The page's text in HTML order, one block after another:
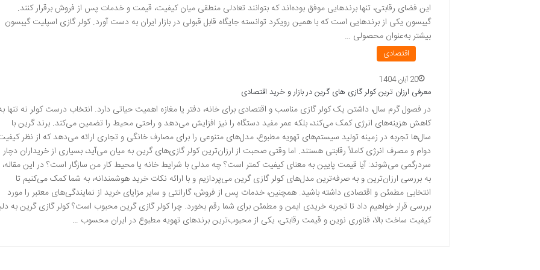
این فضای رقابتی، تنها برندهایی موفق بوده‌اند که بتوانند تعادلی منطقی میان کیفیت، قیمت و خدمات پس از فروش برقرار کنند.
گیبسون یکی از برندهایی است که با همین رویکرد توانسته جایگاه قابل قبولی در بازار ایران به دست آورد. کولر گازی اسپلیت گیبسون
بیشتر به‌عنوان محصولی …
اقتصادی
20 آبان 1404
معرفی ارزان ترین کولر گازی های گرین در بازار و خرید اقتصادی
در فصول گرم سال، داشتن یک کولر گازی مناسب و اقتصادی برای خانه، دفتر یا مغازه اهمیت حیاتی دارد. انتخاب درست کولر نه تنها
کاهش هزینه‌های انرژی کمک می‌کند، بلکه عمر مفید دستگاه را نیز افزایش می‌دهد و راحتی محیط را تضمین می‌کند. برند گرین با
سال‌ها تجربه در زمینه تولید سیستم‌های تهویه مطبوع، مدل‌های متنوعی را برای مصارف خانگی و تجاری ارائه می‌دهد که از نظر
دوام و مصرف انرژی کاملاً رقابتی هستند. اما وقتی صحبت از ارزان‌ترین کولر گازی‌های گرین به میان می‌آید، بسیاری از خریداران دچار
سردرگمی می‌شوند: آیا قیمت پایین به معنای کیفیت کمتر است؟ چه مدلی با شرایط خانه یا محیط کار من سازگار است؟ در این مقاله،
به بررسی ارزان‌ترین و به صرفه‌ترین مدل‌های کولر گازی گرین می‌پردازیم و با ارائه نکات خرید هوشمندانه، به شما کمک می‌کنیم تا
انتخابی مطمئن و اقتصادی داشته باشید. همچنین، خدمات پس از فروش، گارانتی و سایر مزایای خرید از نمایندگی‌های معتبر را مورد
بررسی قرار خواهیم داد تا تجربه خریدی ایمن و مطمئن برای شما رقم بخورد. چرا کولر گازی گرین محبوب است؟ کولر گازی گرین به
کیفیت ساخت بالا، فناوری نوین و قیمت رقابتی، یکی از محبوب‌ترین برندهای تهویه مطبوع در ایران محسوب …